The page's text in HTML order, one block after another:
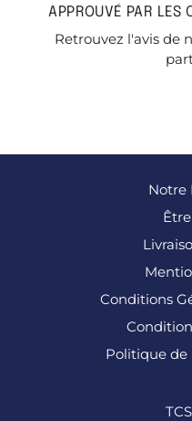
APPROUVÉ PAR LES
Retrouvez l'avis de
Notre
Conditions
Politique